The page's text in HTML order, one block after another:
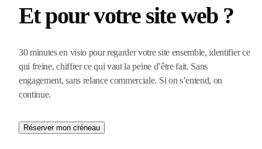
Et pour votre site web ?
30 minutes en visio pour regarder votre site ensemble, identifier ce
qui freine, chiffrer ce qui vaut la peine d’être fait. Sans
engagement, sans relance commerciale. Si on s’entend, on
continue.
Réserver mon créneau